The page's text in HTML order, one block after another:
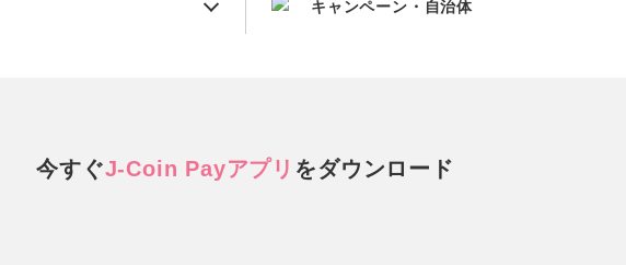
キャンペーン・自治体
今すぐJ-Coin Payアプリ をダウンロード